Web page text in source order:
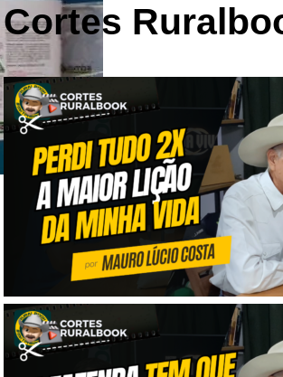
Cortes